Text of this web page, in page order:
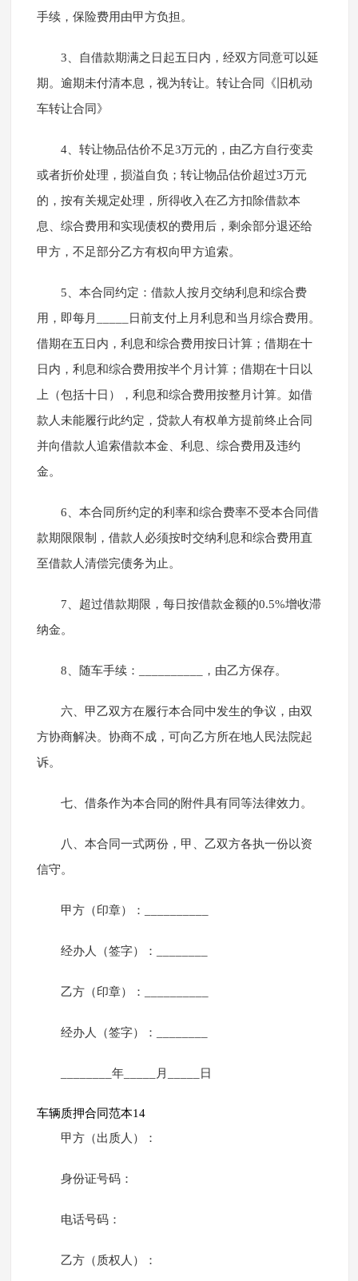
手续，保险费用由甲方负担。
3、自借款期满之日起五日内，经双方同意可以延
期。逾期未付清本息，视为转让。转让合同《旧机动
车转让合同》
4、转让物品估价不足3万元的，由乙方自行变卖
或者折价处理，损溢自负；转让物品估价超过3万元
的，按有关规定处理，所得收入在乙方扣除借款本
息、综合费用和实现债权的费用后，剩余部分退还给
甲方，不足部分乙方有权向甲方追索。
5、本合同约定：借款人按月交纳利息和综合费
用，即每月_____日前支付上月利息和当月综合费用。
借期在五日内，利息和综合费用按日计算；借期在十
日内，利息和综合费用按半个月计算；借期在十日以
上（包括十日），利息和综合费用按整月计算。如借
款人未能履行此约定，贷款人有权单方提前终止合同
并向借款人追索借款本金、利息、综合费用及违约
金。
6、本合同所约定的利率和综合费率不受本合同借
款期限限制，借款人必须按时交纳利息和综合费用直
至借款人清偿完债务为止。
7、超过借款期限，每日按借款金额的0.5%增收滞
纳金。
8、随车手续：__________，由乙方保存。
六、甲乙双方在履行本合同中发生的争议，由双
方协商解决。协商不成，可向乙方所在地人民法院起
诉。
七、借条作为本合同的附件具有同等法律效力。
八、本合同一式两份，甲、乙双方各执一份以资
信守。
甲方（印章）：__________
经办人（签字）：________
乙方（印章）：__________
经办人（签字）：________
________年_____月_____日
车辆质押合同范本14
甲方（出质人）：
身份证号码：
电话号码：
乙方（质权人）：